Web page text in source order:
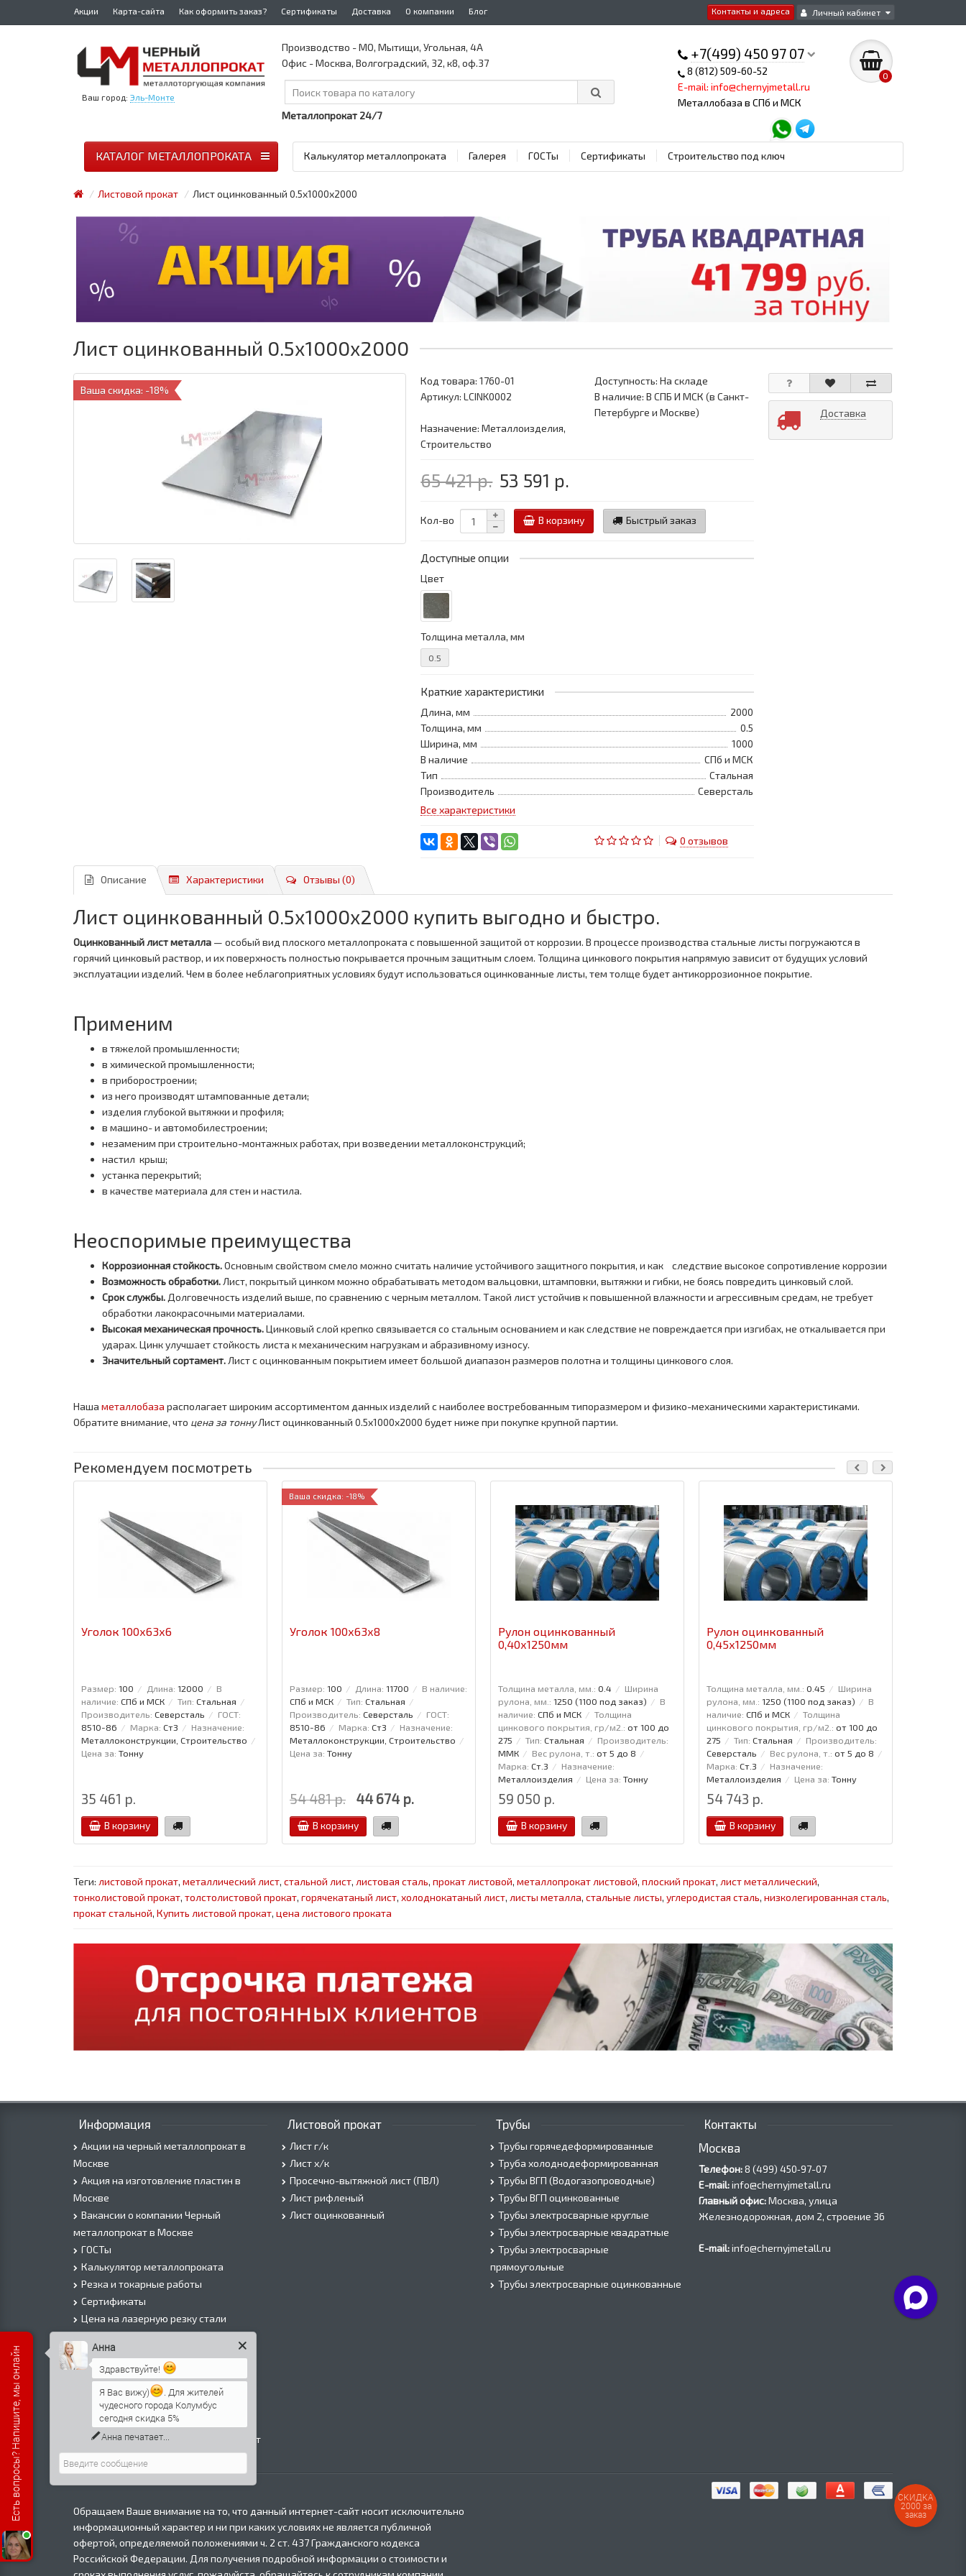
Контакты и адреса Личный кабинет
Акции Карта-сайта Как оформить заказ? Сертификаты Доставка О компании Блог
Ваш город: Эль-Монте
+7(499) 450 97 07
8 (812) 509-60-52
E-mail: info@chernyjmetall.ru
Металлобаза в СПб и МСК
0
Производство - МО, Мытищи, Угольная, 4А
Офис - Москва, Волгоградский, 32, к8, оф.37
Металлопрокат 24/7
Калькулятор металлопроката Галерея ГОСТы Сертификаты Строительство под ключ
КАТАЛОГ МЕТАЛЛОПРОКАТА
Листовой прокат Лист оцинкованный 0.5x1000x2000
Лист оцинкованный 0.5x1000x2000
Ваша скидка: -18%
Код товара:1760-01
Доступность: На складе
Артикул: LCINK0002
В наличие: В СПБ И МСК (в Санкт-
Петербурге и Москве)
Назначение: Металлоизделия,
Строительство
65 421 р. 53 591 р.
Кол-во В корзину Быстрый заказ
Доступные опции
Цвет
Толщина металла, мм
0.5
Краткие характеристики
Длина, мм
2000
Толщина, мм
0.5
Ширина, мм
1000
В наличие
СПб и МСК
Тип
Стальная
Производитель
Северсталь
Все характеристики
0 отзывов
Доставка
Описание Характеристики Отзывы (0)
Лист оцинкованный 0.5x1000x2000 купить выгодно и быстро.
Оцинкованный лист металла — особый вид плоского металлопроката с повышенной защитой от коррозии. В процессе производства стальные листы погружаются в
горячий цинковый раствор, и их поверхность полностью покрывается прочным защитным слоем. Толщина цинкового покрытия напрямую зависит от будущих условий
эксплуатации изделий. Чем в более неблагоприятных условиях будут использоваться оцинкованные листы, тем толще будет антикоррозионное покрытие.
Применим
в тяжелой промышленности;
в химической промышленности;
в приборостроении;
из него производят штампованные детали;
изделия глубокой вытяжки и профиля;
в машино- и автомобилестроении;
незаменим при строительно-монтажных работах, при возведении металлоконструкций;
настил крыш;
устанка перекрытий;
в качестве материала для стен и настила.
Неоспоримые преимущества
Коррозионная стойкость.Основным свойством смело можно считать наличие устойчивого защитного покрытия, и как следствие высокое сопротивление коррозии
Возможность обработки.Лист, покрытый цинком можно обрабатывать методом вальцовки, штамповки, вытяжки и гибки, не боясь повредить цинковый слой.
Срок службы.Долговечность изделий выше, по сравнению с черным металлом. Такой лист устойчив к повышенной влажности и агрессивным средам, не требует
обработки лакокрасочными материалами.
Высокая механическая прочность.Цинковый слой крепко связывается со стальным основанием и как следствие не повреждается при изгибах, не откалывается при
ударах. Цинк улучшает стойкость листа к механическим нагрузкам и абразивному износу.
Значительный сортамент.Лист с оцинкованным покрытием имеет большой диапазон размеров полотна и толщины цинкового слоя.
Наша металлобаза располагает широким ассортиментом данных изделий с наиболее востребованным типоразмером и физико-механическими характеристиками.
Обратите внимание, что цена за тоннуЛист оцинкованный 0.5x1000x2000 будет ниже при покупке крупной партии.
Рекомендуем посмотреть
Уголок 100x63x6
Размер: 100 Длина: 12000
В
наличие: СПб и МСК Тип: Стальная
Производитель: Северсталь
ГОСТ:
8510-86
Марка: Ст3
Назначение:
Металлоконструкции, Строительство
Цена за: Тонну
35 461 р.
В корзину
Ваша скидка: -18%
Уголок 100x63x8
Размер: 100 Длина: 11700
В наличие:
СПб и МСК
Тип: Стальная
Производитель: Северсталь
ГОСТ:
8510-86
Марка: Ст3
Назначение:
Металлоконструкции, Строительство
Цена за: Тонну
54 481 р. 44 674 р.
В корзину
Рулон оцинкованный
0,40х1250мм
Толщина металла, мм.: 0.4
Ширина
рулона, мм.: 1250 (1100 под заказ)
В
наличие: СПб и МСК
Толщина
цинкового покрытия, гр/м2.: от 100 до
275
Тип: Стальная
Производитель:
ММК
Вес рулона, т.: от 5 до 8
Марка: Ст.3
Назначение:
Металлоизделия
Цена за: Тонну
59 050 р.
В корзину
Рулон оцинкованный
0,45х1250мм
Толщина металла, мм.: 0.45
Ширина
рулона, мм.: 1250 (1100 под заказ)
В
наличие: СПб и МСК
Толщина
цинкового покрытия, гр/м2.: от 100 до
275
Тип: Стальная
Производитель:
Северсталь
Вес рулона, т.: от 5 до 8
Марка: Ст.3
Назначение:
Металлоизделия
Цена за: Тонну
54 743 р.
В корзину
Теги: листовой прокат, металлический лист, стальной лист, листовая сталь, прокат листовой, металлопрокат листовой, плоский прокат, лист металлический,
тонколистовой прокат, толстолистовой прокат, горячекатаный лист, холоднокатаный лист, листы металла, стальные листы, углеродистая сталь, низколегированная сталь,
прокат стальной, Купить листовой прокат, цена листового проката
Информация
Акции на черный металлопрокат в
Москве
Акция на изготовление пластин в
Москве
Вакансии о компании Черный
металлопрокат в Москве
ГОСТы
Калькулятор металлопроката
Резка и токарные работы
Сертификаты
Цена на лазерную резку стали
Цена на плазменую резку стали
Цена на резку газом или болгаркой
О Компании
Информация о доставке
Политика безопасности
Контакты
Прайс лист на черный металлопрокат
в Москве
Листовой прокат
Лист г/к
Лист х/к
Просечно-вытяжной лист (ПВЛ)
Лист рифленый
Лист оцинкованный
Трубы
Трубы горячедеформированные
Труба холоднодеформированная
Трубы ВГП (Водогазопроводные)
Трубы ВГП оцинкованные
Трубы электросварные круглые
Трубы электросварные квадратные
Трубы электросварные
прямоугольные
Трубы электросварные оцинкованные
Контакты
Москва
Телефон:8 (499) 450‑97-07
E-mail:info@chernyjmetall.ru
Главный офис:Москва, улица
Железнодорожная, дом 2, строение 36
E-mail:info@chernyjmetall.ru
Обращаем Ваше внимание на то, что данный интернет-сайт носит исключительно
информационный характер и ни при каких условиях не является публичной
офертой, определяемой положениями ч. 2 ст. 437 Гражданского кодекса
Российской Федерации. Для получения подробной информации о стоимости и
СКИДКА
2000 за
заказ
Есть вопросы? Напишите, мы онлайн Анна
Здравствуйте!
Я Вас вижу)
. Для жителей
чудесного города Колумбус
сегодня скидка 5%
Анна печатает...